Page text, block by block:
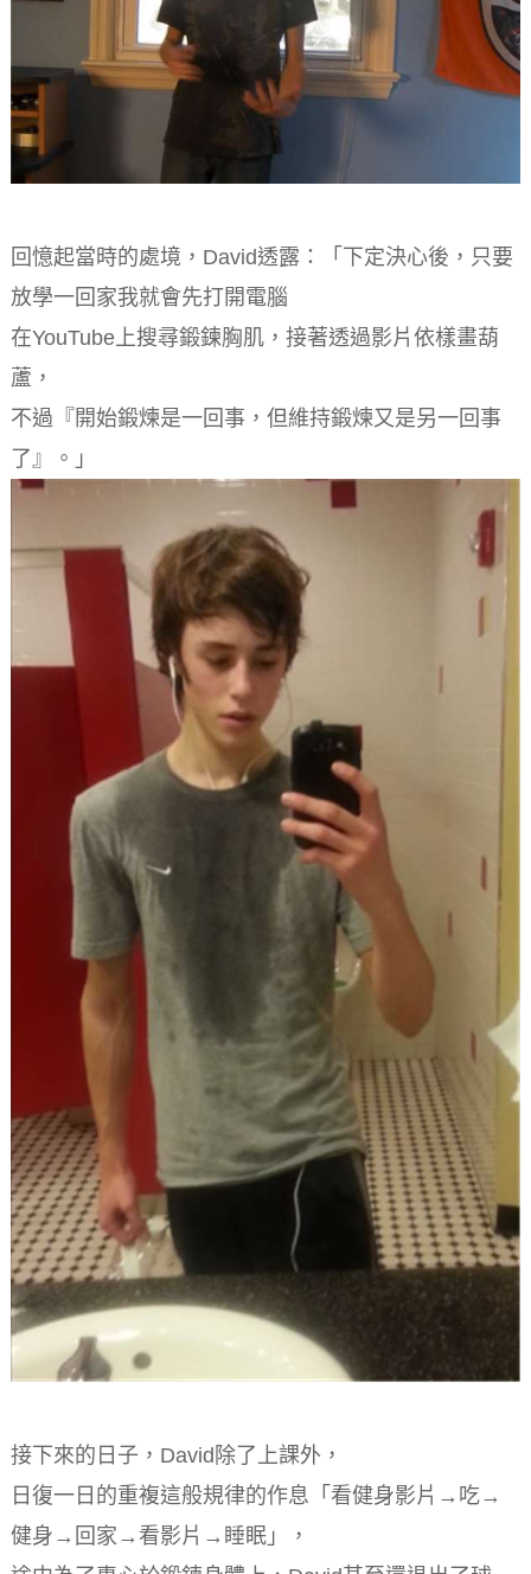
回憶起當時的處境，David透露：「下定決心後，只要
放學一回家我就會先打開電腦
在YouTube上搜尋鍛鍊胸肌，接著透過影片依樣畫葫
蘆，
不過『開始鍛煉是一回事，但維持鍛煉又是另一回事
了』。」
接下來的日子，David除了上課外，
日復一日的重複這般規律的作息「看健身影片→吃→
健身→回家→看影片→睡眠」，